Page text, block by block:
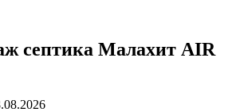
септика Малахит AIR